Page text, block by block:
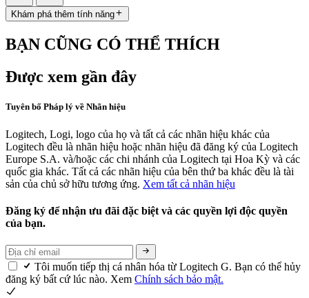
Khám phá thêm tính năng
BẠN CŨNG CÓ THỂ THÍCH
Được xem gần đây
Tuyên bố Pháp lý về Nhãn hiệu
Logitech, Logi, logo của họ và tất cả các nhãn hiệu khác của
Logitech đều là nhãn hiệu hoặc nhãn hiệu đã đăng ký của Logitech
Europe S.A. và/hoặc các chi nhánh của Logitech tại Hoa Kỳ và các
quốc gia khác. Tất cả các nhãn hiệu của bên thứ ba khác đều là tài
sản của chủ sở hữu tương ứng. Xem tất cả nhãn hiệu
Đăng ký để nhận ưu đãi đặc biệt và các quyền lợi độc quyền
của bạn.
Tôi muốn tiếp thị cá nhân hóa từ Logitech G. Bạn có thể hủy
đăng ký bất cứ lúc nào. Xem Chính sách bảo mật.